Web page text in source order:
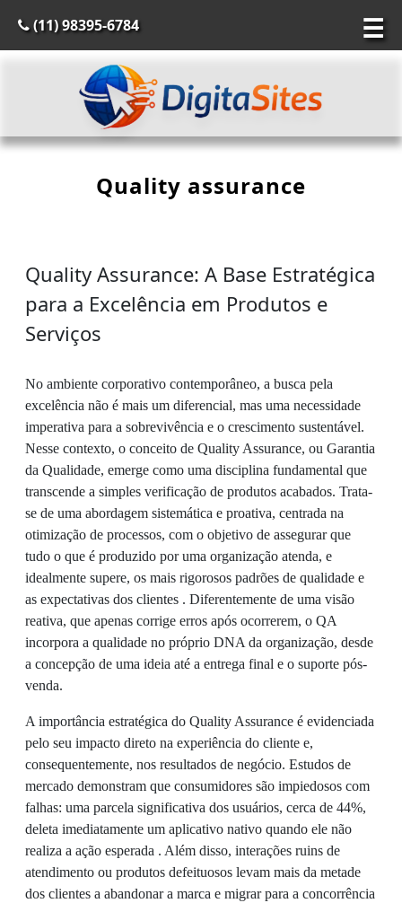
☰
(11) 98395-6784
Quality assurance
Quality Assurance: A Base Estratégica
para a Excelência em Produtos e
Serviços
No ambiente corporativo contemporâneo, a busca pela
excelência não é mais um diferencial, mas uma necessidade
imperativa para a sobrevivência e o crescimento sustentável.
Nesse contexto, o conceito de Quality Assurance, ou Garantia
da Qualidade, emerge como uma disciplina fundamental que
transcende a simples verificação de produtos acabados. Trata-
se de uma abordagem sistemática e proativa, centrada na
otimização de processos, com o objetivo de assegurar que
tudo o que é produzido por uma organização atenda, e
idealmente supere, os mais rigorosos padrões de qualidade e
as expectativas dos clientes . Diferentemente de uma visão
reativa, que apenas corrige erros após ocorrerem, o QA
incorpora a qualidade no próprio DNA da organização, desde
a concepção de uma ideia até a entrega final e o suporte pós-
venda.
A importância estratégica do Quality Assurance é evidenciada
pelo seu impacto direto na experiência do cliente e,
consequentemente, nos resultados de negócio. Estudos de
mercado demonstram que consumidores são impiedosos com
falhas: uma parcela significativa dos usuários, cerca de 44%,
deleta imediatamente um aplicativo nativo quando ele não
realiza a ação esperada . Além disso, interações ruins de
atendimento ou produtos defeituosos levam mais da metade
dos clientes a abandonar a marca e migrar para a concorrência